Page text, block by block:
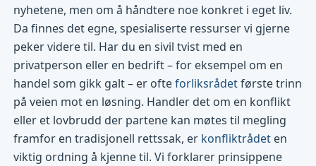
nyhetene, men om å håndtere noe konkret i eget liv.
Da finnes det egne, spesialiserte ressurser vi gjerne
peker videre til. Har du en sivil tvist med en
privatperson eller en bedrift – for eksempel om en
handel som gikk galt – er ofteforliksrådetførste trinn
på veien mot en løsning. Handler det om en konflikt
eller et lovbrudd der partene kan møtes til megling
framfor en tradisjonell rettssak, er konfliktrådet en
viktig ordning å kjenne til. Vi forklarer prinsippene